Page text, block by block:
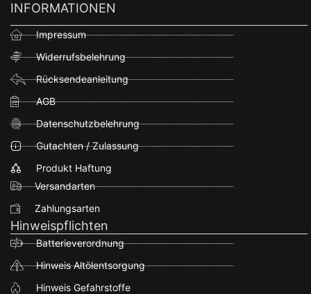
INFORMATIONEN
Impressum
Widerrufsbelehrung
Rücksendeanleitung
AGB
Datenschutzbelehrung
Gutachten / Zulassung
Produkt Haftung
Versandarten
Zahlungsarten
Hinweispflichten
Batterieverordnung
Hinweis Altölentsorgung
Hinweis Gefahrstoffe